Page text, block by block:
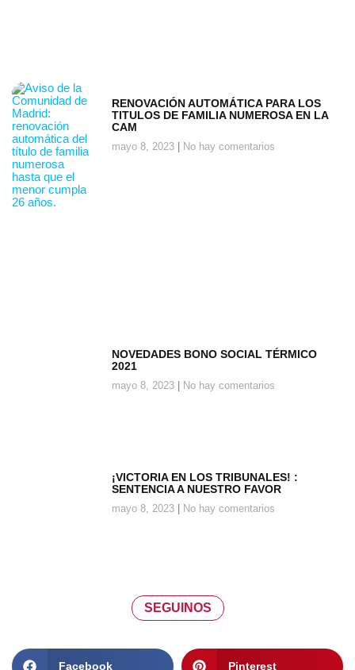
RENOVACIÓN AUTOMÁTICA PARA LOS
TITULOS DE FAMILIA NUMEROSA EN LA
CAM
mayo 8, 2023 No hay comentarios
NOVEDADES BONO SOCIAL TÉRMICO
2021
mayo 8, 2023 No hay comentarios
¡VICTORIA EN LOS TRIBUNALES! :
SENTENCIA A NUESTRO FAVOR
mayo 8, 2023 No hay comentarios
SEGUINOS
Facebook Pinterest